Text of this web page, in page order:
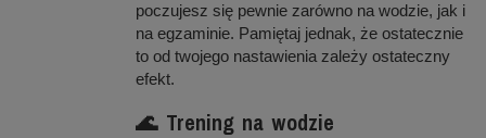
poczujesz się pewnie zarówno na wodzie, jak i
na egzaminie. Pamiętaj jednak, że ostatecznie
to od twojego nastawienia zależy ostateczny
efekt.
🌊 Trening na wodzie